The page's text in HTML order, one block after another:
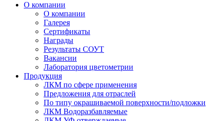
О компании
О компании
Галерея
Сертификаты
Награды
Результаты СОУТ
Вакансии
Лаборатория цветометрии
Продукция
ЛКМ по сфере применения
Предложения для отраслей
По типу окрашиваемой поверхности/подложки
ЛКМ Водоразбавляемые